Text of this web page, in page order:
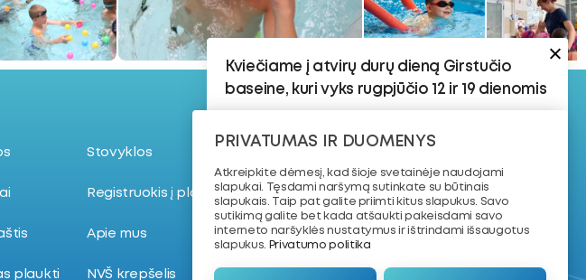
Stovyklos
Registruokis į plaukimo treniruotę
Apie mus
plaukti NVŠ krepšelis
„Plaukimo
akademija“
PRIVATUMAS IR DUOMENYS
Atkreipkite dėmesį, kad šioje svetainėje naudojami
slapukai. Tęsdami naršymą sutinkate su būtinais
slapukais. Taip pat galite priimti kitus slapukus. Savo
sutikimą galite bet kada atšaukti pakeisdami savo
interneto naršyklės nustatymus ir ištrindami išsaugotus
slapukus.
Privatumo politika
Kviečiame į atvirų durų dieną Girstučio
baseine, kuri vyks rugpjūčio 12 ir 19 dienomis
Vaikams, kurie jau yra susipažinę su
vandeniu ir turi plaukimo pagrindus.
18:30–19:15 | 7–11 metų vaikams | Dailusis
Plaukimas